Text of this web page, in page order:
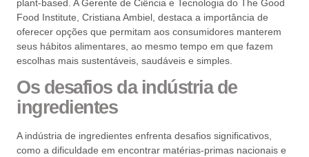
plant-based. A Gerente de Ciência e Tecnologia do The Good
Food Institute, Cristiana Ambiel, destaca a importância de
oferecer opções que permitam aos consumidores manterem
seus hábitos alimentares, ao mesmo tempo em que fazem
escolhas mais sustentáveis, saudáveis e simples.
Os desafios da indústria de
ingredientes
A indústria de ingredientes enfrenta desafios significativos,
como a dificuldade em encontrar matérias-primas nacionais e